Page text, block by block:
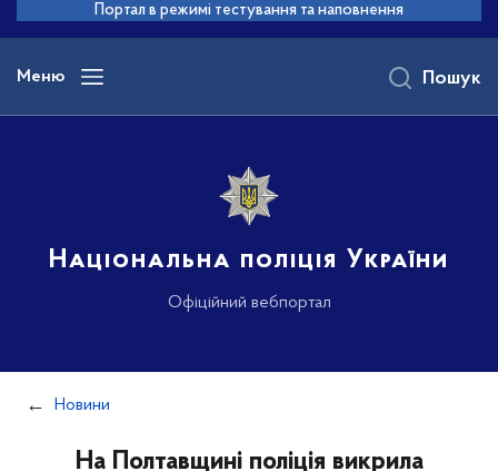
основного
вмісту
Портал в режимі тестування та наповнення
Меню
Національна поліція України
Офіційний вебпортал
Пошук
Новини
На Полтавщині поліція викрила